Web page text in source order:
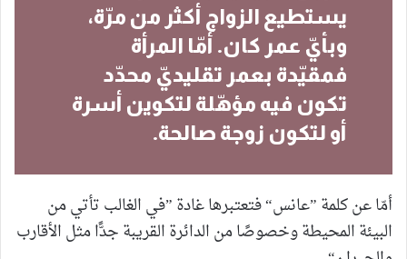
يستطيع الزواج أكثر من مرّة،
وبأيّ عمر كان. أمّا المرأة
فمقيّدة بعمر تقليديّ محدّد
تكون فيه مؤهّلة لتكوين أسرة
أو لتكون زوجة صالحة.
أمّا عن كلمة ”عانس“ فتعتبرها غادة ”في الغالب تأتي من
البيئة المحيطة وخصوصًا من الدائرة القريبة جدًّا مثل الأقارب